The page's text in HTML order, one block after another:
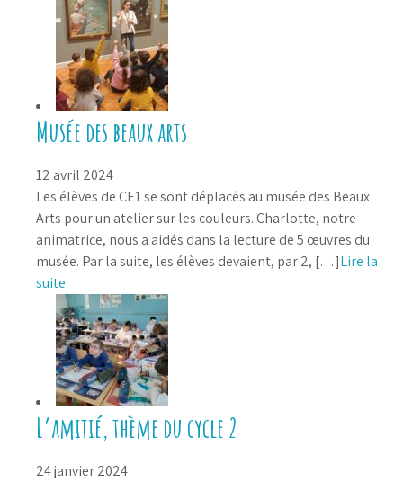
Musée des beaux arts
12 avril 2024
Les élèves de CE1 se sont déplacés au musée des Beaux
Arts pour un atelier sur les couleurs. Charlotte, notre
animatrice, nous a aidés dans la lecture de 5 œuvres du
musée. Par la suite, les élèves devaient, par 2, […]Lire la
suite
L’amitié, thème du cycle 2
24 janvier 2024